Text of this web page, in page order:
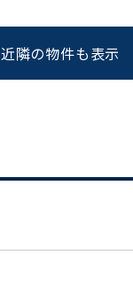
近隣の物件も表示